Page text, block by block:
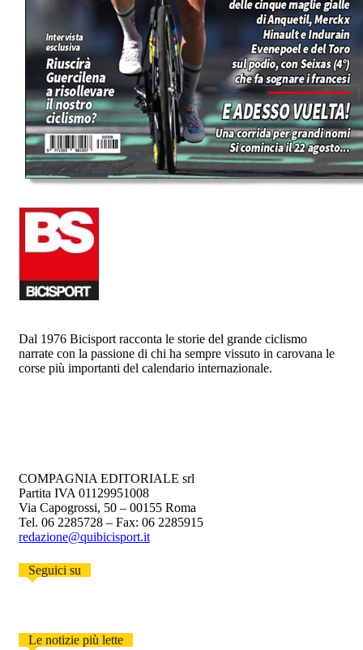
Dal 1976 Bicisport racconta le storie del grande ciclismo
narrate con la passione di chi ha sempre vissuto in carovana le
corse più importanti del calendario internazionale.
COMPAGNIA EDITORIALE srl
Partita IVA 01129951008
Via Capogrossi, 50 – 00155 Roma
Tel. 06 2285728 – Fax: 06 2285915
redazione@quibicisport.it
Seguici su
Le notizie più lette